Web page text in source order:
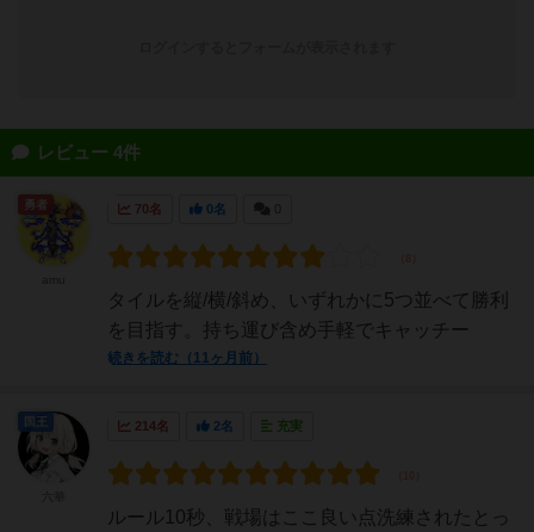
レビュー 4件
70名 0名
タイルを縦/横/斜め、いずれかに5つ並べて勝利
を目指す。持ち運び含め手軽でキャッチー
続きを読む（11ヶ月前）
勇者
214名 2名 充実
ルール10秒、戦場はここ良い点洗練されたとっ